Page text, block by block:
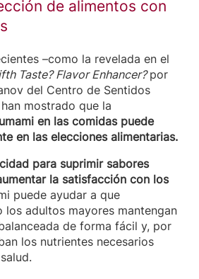
de alimentos con
–como la revelada en el
Taste? Flavor Enhancer?por
del Centro de Sentidos
mostrado que la
en las comidas puede
en las elecciones alimentarias.
para suprimir sabores
la satisfacción con los
puede ayudar a que
los adultos mayores mantengan
de forma fácil y, por
los nutrientes necesarios